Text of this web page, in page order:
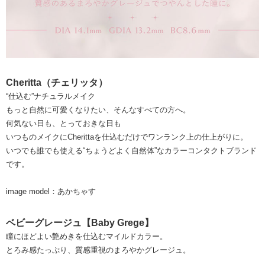
Cheritta（チェリッタ）
“仕込む”ナチュラルメイク
もっと自然に可愛くなりたい、そんなすべての方へ。
何気ない日も、とっておきな日も
いつものメイクにCherittaを仕込むだけでワンランク上の仕上がりに。
いつでも誰でも使える“ちょうどよく自然体”なカラーコンタクトブランド
です。
image model：あかちゃす
ベビーグレージュ【Baby Grege】
瞳にほどよい艶めきを仕込むマイルドカラー。
とろみ感たっぷり、質感重視のまろやかグレージュ。